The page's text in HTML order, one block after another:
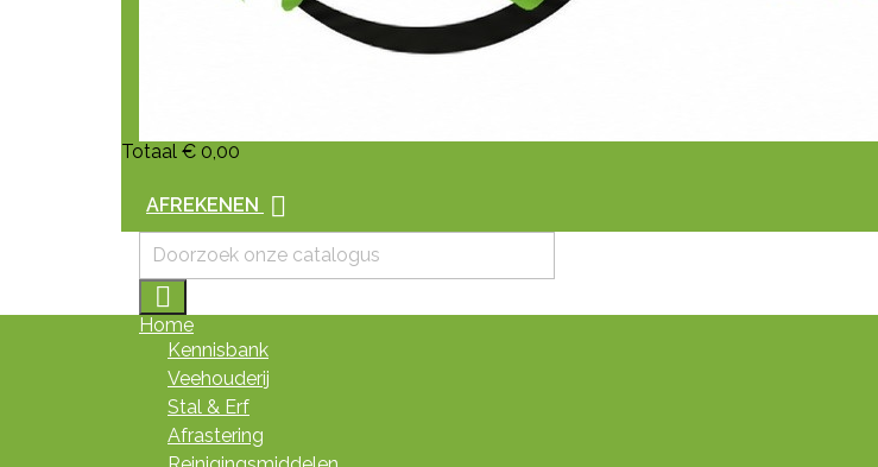
Totaal € 0,00
AFREKENEN 

Home
Kennisbank
Veehouderij
Stal & Erf
Afrastering